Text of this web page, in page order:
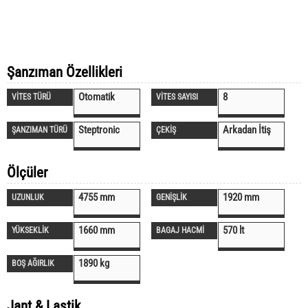
Şanzıman Özellikleri
VİTES TÜRÜ Otomatik VİTES SAYISI 8
ŞANZIMAN TÜRÜ Steptronic ÇEKİŞ Arkadan İtiş
Ölçüler
UZUNLUK 4755 mm GENİŞLİK 1920 mm
YÜKSEKLİK 1660 mm BAGAJ HACMİ 570 lt
BOŞ AĞIRLIK 1890 kg